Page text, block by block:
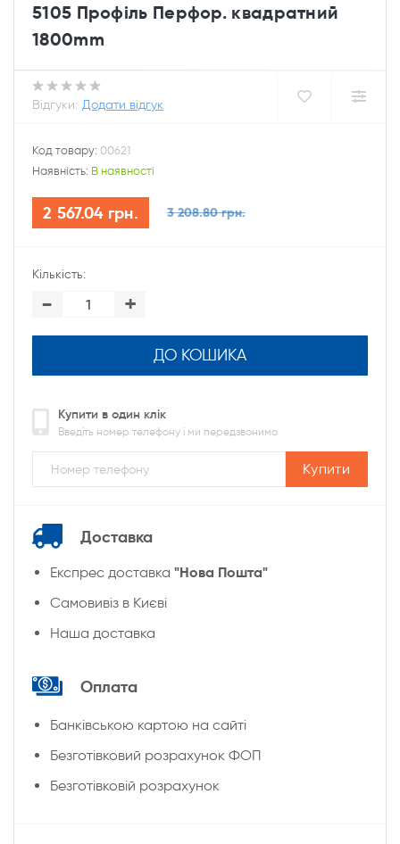
5105 Профіль Перфор. квадратний
1800mm
Відгуки: Додати відгук
Код товару: 00621
Наявність: В наявності
2 567.04 грн. 3 208.80 грн.
Кількість:
- +
ДО КОШИКА
Купити в один клік
Введіть номер телефону і ми передзвонимо
Купити
Доставка
Експрес доставка "Нова Пошта"
Cамовивіз в Києві
Наша доставка
Оплата
Банківською картою на сайті
Безготівковий розрахунок ФОП
Безготівковій розрахунок